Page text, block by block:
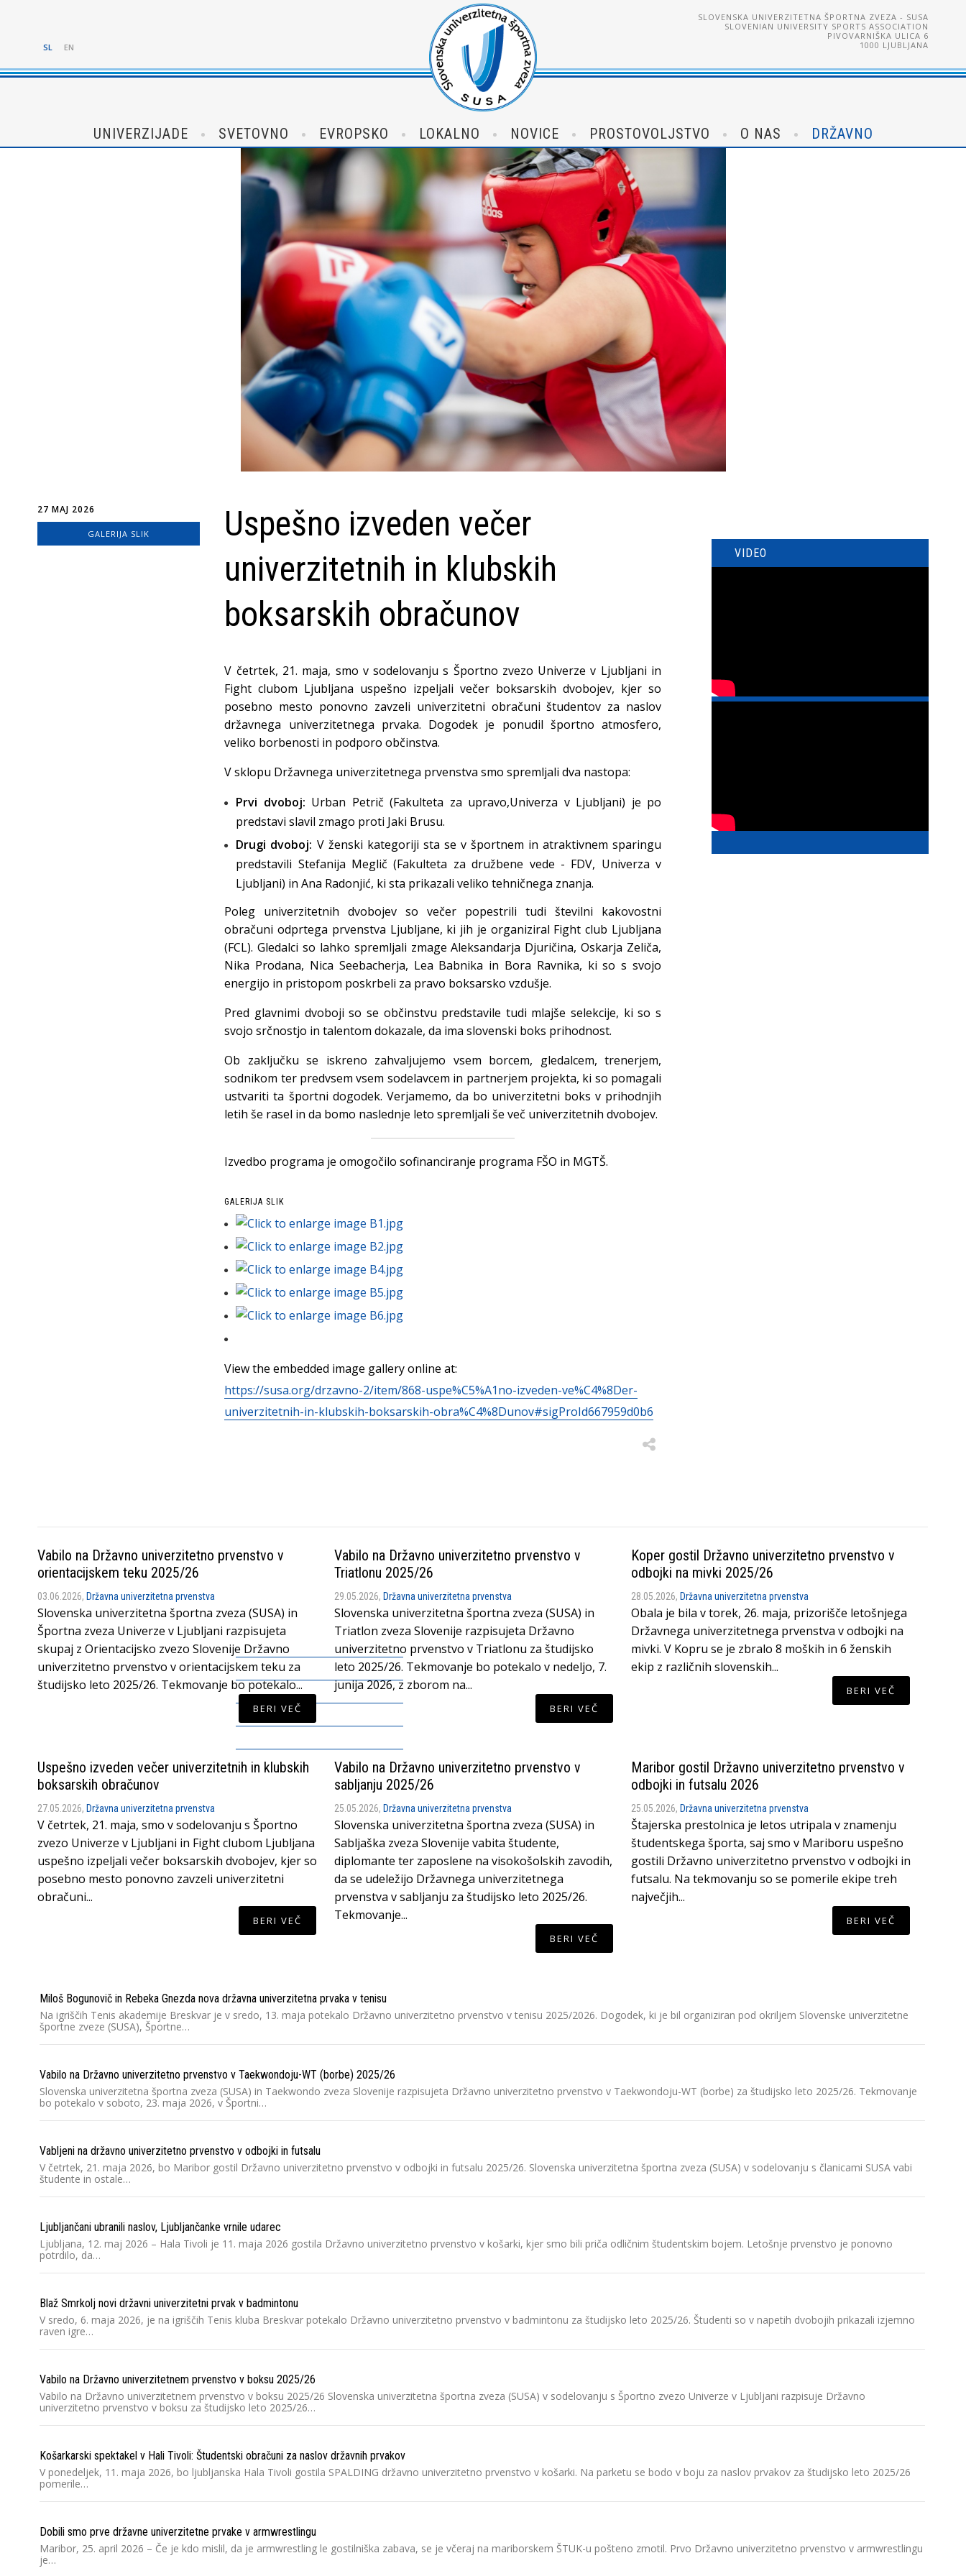
SL EN
SLOVENSKA UNIVERZITETNA ŠPORTNA ZVEZA - SUSA
SLOVENIAN UNIVERSITY SPORTS ASSOCIATION
PIVOVARNIŠKA ULICA 6
1000 LJUBLJANA
UNIVERZIJADE SVETOVNO EVROPSKO LOKALNO NOVICE PROSTOVOLJSTVO O NAS DRŽAVNO
27 MAJ 2026
GALERIJA SLIK
Uspešno izveden večer
univerzitetnih in klubskih
boksarskih obračunov
V četrtek, 21. maja, smo v sodelovanju s Športno zvezo Univerze v Ljubljani in
Fight clubom Ljubljana uspešno izpeljali večer boksarskih dvobojev, kjer so
posebno mesto ponovno zavzeli univerzitetni obračuni študentov za naslov
državnega univerzitetnega prvaka. Dogodek je ponudil športno atmosfero,
veliko borbenosti in podporo občinstva.
V sklopu Državnega univerzitetnega prvenstva smo spremljali dva nastopa:
Prvi dvoboj: Urban Petrič (Fakulteta za upravo,Univerza v Ljubljani) je po
predstavi slavil zmago proti Jaki Brusu.
Drugi dvoboj: V ženski kategoriji sta se v športnem in atraktivnem sparingu
predstavili Stefanija Meglič (Fakulteta za družbene vede - FDV, Univerza v
Ljubljani) in Ana Radonjić, ki sta prikazali veliko tehničnega znanja.
Poleg univerzitetnih dvobojev so večer popestrili tudi številni kakovostni
obračuni odprtega prvenstva Ljubljane, ki jih je organiziral Fight club Ljubljana
(FCL). Gledalci so lahko spremljali zmage Aleksandarja Djuričina, Oskarja Zeliča,
Nika Prodana, Nica Seebacherja, Lea Babnika in Bora Ravnika, ki so s svojo
energijo in pristopom poskrbeli za pravo boksarsko vzdušje.
Pred glavnimi dvoboji so se občinstvu predstavile tudi mlajše selekcije, ki so s
svojo srčnostjo in talentom dokazale, da ima slovenski boks prihodnost.
Ob zaključku se iskreno zahvaljujemo vsem borcem, gledalcem, trenerjem,
sodnikom ter predvsem vsem sodelavcem in partnerjem projekta, ki so pomagali
ustvariti ta športni dogodek. Verjamemo, da bo univerzitetni boks v prihodnjih
letih še rasel in da bomo naslednje leto spremljali še več univerzitetnih dvobojev.
Izvedbo programa je omogočilo sofinanciranje programa FŠO in MGTŠ.
GALERIJA SLIK
View the embedded image gallery online at:
https://susa.org/drzavno-2/item/868-uspe%C5%A1no-izveden-ve%C4%8Der-
univerzitetnih-in-klubskih-boksarskih-obra%C4%8Dunov#sigProId667959d0b6
VIDEO
Vabilo na Državno univerzitetno prvenstvo v
orientacijskem teku 2025/26
03.06.2026, Državna univerzitetna prvenstva
Slovenska univerzitetna športna zveza (SUSA) in
Športna zveza Univerze v Ljubljani razpisujeta
skupaj z Orientacijsko zvezo Slovenije Državno
univerzitetno prvenstvo v orientacijskem teku za
študijsko leto 2025/26. Tekmovanje bo potekalo...
BERI VEČ
Vabilo na Državno univerzitetno prvenstvo v
Triatlonu 2025/26
29.05.2026, Državna univerzitetna prvenstva
Slovenska univerzitetna športna zveza (SUSA) in
Triatlon zveza Slovenije razpisujeta Državno
univerzitetno prvenstvo v Triatlonu za študijsko
leto 2025/26. Tekmovanje bo potekalo v nedeljo, 7.
junija 2026, z zborom na...
BERI VEČ
Koper gostil Državno univerzitetno prvenstvo v
odbojki na mivki 2025/26
28.05.2026, Državna univerzitetna prvenstva
Obala je bila v torek, 26. maja, prizorišče letošnjega
Državnega univerzitetnega prvenstva v odbojki na
mivki. V Kopru se je zbralo 8 moških in 6 ženskih
ekip z različnih slovenskih...
BERI VEČ
Uspešno izveden večer univerzitetnih in klubskih
boksarskih obračunov
27.05.2026, Državna univerzitetna prvenstva
V četrtek, 21. maja, smo v sodelovanju s Športno
zvezo Univerze v Ljubljani in Fight clubom Ljubljana
uspešno izpeljali večer boksarskih dvobojev, kjer so
posebno mesto ponovno zavzeli univerzitetni
obračuni...
BERI VEČ
Vabilo na Državno univerzitetno prvenstvo v
sabljanju 2025/26
25.05.2026, Državna univerzitetna prvenstva
Slovenska univerzitetna športna zveza (SUSA) in
Sabljaška zveza Slovenije vabita študente,
diplomante ter zaposlene na visokošolskih zavodih,
da se udeležijo Državnega univerzitetnega
prvenstva v sabljanju za študijsko leto 2025/26.
Tekmovanje...
BERI VEČ
Maribor gostil Državno univerzitetno prvenstvo v
odbojki in futsalu 2026
25.05.2026, Državna univerzitetna prvenstva
Štajerska prestolnica je letos utripala v znamenju
študentskega športa, saj smo v Mariboru uspešno
gostili Državno univerzitetno prvenstvo v odbojki in
futsalu. Na tekmovanju so se pomerile ekipe treh
največjih...
BERI VEČ
Miloš Bogunovič in Rebeka Gnezda nova državna univerzitetna prvaka v tenisu
Na igriščih Tenis akademije Breskvar je v sredo, 13. maja potekalo Državno univerzitetno prvenstvo v tenisu 2025/2026. Dogodek, ki je bil organiziran pod okriljem Slovenske univerzitetne
športne zveze (SUSA), Športne…
Vabilo na Državno univerzitetno prvenstvo v Taekwondoju-WT (borbe) 2025/26
Slovenska univerzitetna športna zveza (SUSA) in Taekwondo zveza Slovenije razpisujeta Državno univerzitetno prvenstvo v Taekwondoju-WT (borbe) za študijsko leto 2025/26. Tekmovanje
bo potekalo v soboto, 23. maja 2026, v Športni…
Vabljeni na državno univerzitetno prvenstvo v odbojki in futsalu
V četrtek, 21. maja 2026, bo Maribor gostil Državno univerzitetno prvenstvo v odbojki in futsalu 2025/26. Slovenska univerzitetna športna zveza (SUSA) v sodelovanju s članicami SUSA vabi
študente in ostale…
Ljubljančani ubranili naslov, Ljubljančanke vrnile udarec
Ljubljana, 12. maj 2026 – Hala Tivoli je 11. maja 2026 gostila Državno univerzitetno prvenstvo v košarki, kjer smo bili priča odličnim študentskim bojem. Letošnje prvenstvo je ponovno
potrdilo, da…
Blaž Smrkolj novi državni univerzitetni prvak v badmintonu
V sredo, 6. maja 2026, je na igriščih Tenis kluba Breskvar potekalo Državno univerzitetno prvenstvo v badmintonu za študijsko leto 2025/26. Študenti so v napetih dvobojih prikazali izjemno
raven igre…
Vabilo na Državno univerzitetnem prvenstvo v boksu 2025/26
Vabilo na Državno univerzitetnem prvenstvo v boksu 2025/26 Slovenska univerzitetna športna zveza (SUSA) v sodelovanju s Športno zvezo Univerze v Ljubljani razpisuje Državno
univerzitetno prvenstvo v boksu za študijsko leto 2025/26…
Košarkarski spektakel v Hali Tivoli: Študentski obračuni za naslov državnih prvakov
V ponedeljek, 11. maja 2026, bo ljubljanska Hala Tivoli gostila SPALDING državno univerzitetno prvenstvo v košarki. Na parketu se bodo v boju za naslov prvakov za študijsko leto 2025/26
pomerile…
Dobili smo prve državne univerzitetne prvake v armwrestlingu
Maribor, 25. april 2026 – Če je kdo mislil, da je armwrestling le gostilniška zabava, se je včeraj na mariborskem ŠTUK-u pošteno zmotil. Prvo Državno univerzitetno prvenstvo v armwrestlingu
je…